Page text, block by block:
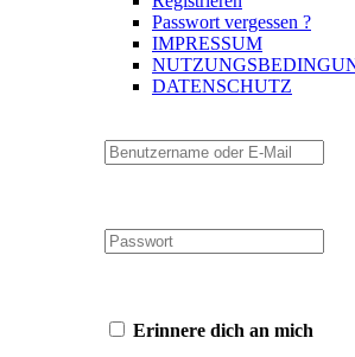
Passwort vergessen ?
IMPRESSUM
DATENSCHUTZ
Erinnere dich an mich